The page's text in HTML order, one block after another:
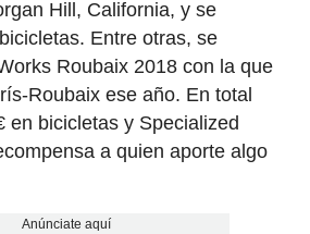
Hill, California, y se
Entre otras, se
Roubaix 2018 con la que
Roubaix ese año. En total
en bicicletas y Specialized
a quien aporte algo
Anúnciate aquí